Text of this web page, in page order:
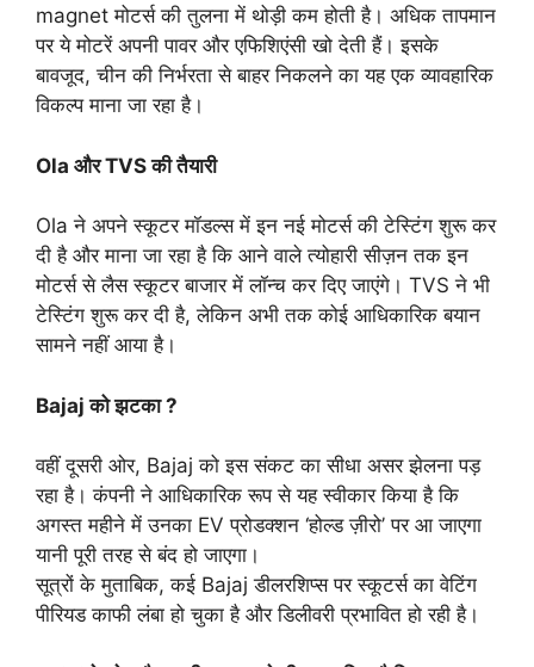
magnet मोटर्स की तुलना में थोड़ी कम होती है। अधिक तापमान
पर ये मोटरें अपनी पावर और एफिशिएंसी खो देती हैं। इसके
बावजूद, चीन की निर्भरता से बाहर निकलने का यह एक व्यावहारिक
विकल्प माना जा रहा है।
Ola और TVS की तैयारी
Ola ने अपने स्कूटर मॉडल्स में इन नई मोटर्स की टेस्टिंग शुरू कर
दी है और माना जा रहा है कि आने वाले त्योहारी सीज़न तक इन
मोटर्स से लैस स्कूटर बाजार में लॉन्च कर दिए जाएंगे। TVS ने भी
टेस्टिंग शुरू कर दी है, लेकिन अभी तक कोई आधिकारिक बयान
सामने नहीं आया है।
Bajaj को झटका ?
वहीं दूसरी ओर, Bajaj को इस संकट का सीधा असर झेलना पड़
रहा है। कंपनी ने आधिकारिक रूप से यह स्वीकार किया है कि
अगस्त महीने में उनका EV प्रोडक्शन ‘होल्ड ज़ीरो’ पर आ जाएगा
यानी पूरी तरह से बंद हो जाएगा।
सूत्रों के मुताबिक, कई Bajaj डीलरशिप्स पर स्कूटर्स का वेटिंग
पीरियड काफी लंबा हो चुका है और डिलीवरी प्रभावित हो रही है।